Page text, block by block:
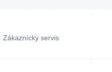
Zákaznícky servis